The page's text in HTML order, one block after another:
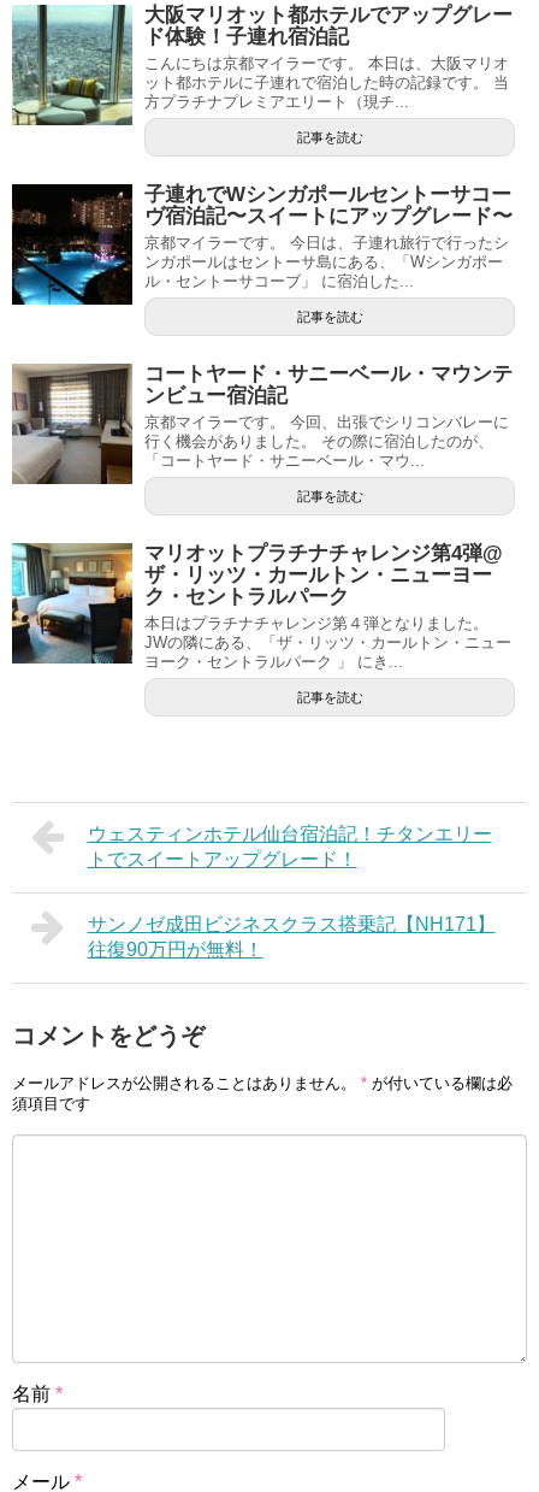
大阪マリオット都ホテルでアップグレー
ド体験！子連れ宿泊記
こんにちは京都マイラーです。 本日は、大阪マリオ
ット都ホテルに子連れで宿泊した時の記録です。 当
方プラチナプレミアエリート（現チ...
記事を読む
子連れでWシンガポールセントーサコー
ヴ宿泊記〜スイートにアップグレード〜
京都マイラーです。 今日は、子連れ旅行で行ったシ
ンガポールはセントーサ島にある、「Wシンガポー
ル・セントーサコーブ」 に宿泊した...
記事を読む
コートヤード・サニーベール・マウンテ
ンビュー宿泊記
京都マイラーです。 今回、出張でシリコンバレーに
行く機会がありました。 その際に宿泊したのが、
「コートヤード・サニーベール・マウ...
記事を読む
マリオットプラチナチャレンジ第4弾@
ザ・リッツ・カールトン・ニューヨー
ク・セントラルパーク
本日はプラチナチャレンジ第４弾となりました。
JWの隣にある、「ザ・リッツ・カールトン・ニュー
ヨーク・セントラルパーク 」 にき...
記事を読む
ウェスティンホテル仙台宿泊記！チタンエリー
トでスイートアップグレード！
サンノゼ成田ビジネスクラス搭乗記【NH171】
往復90万円が無料！
コメントをどうぞ
メールアドレスが公開されることはありません。 * が付いている欄は必
須項目です
名前 *
メール *